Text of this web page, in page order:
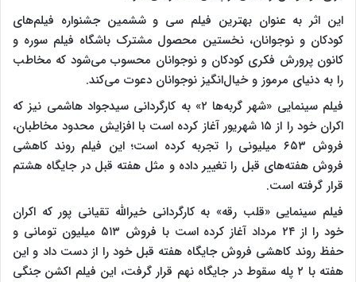
این اثر به عنوان بهترین فیلم سی و ششمین جشنواره فیلم‌های
کودکان و نوجوانان، نخستین محصول مشترک باشگاه فیلم سوره و
کانون پرورش فکری کودکان و نوجوانان محسوب می‌شود که مخاطب
را به دنیای مرموز و خیال‌انگیز نوجوانان دعوت می‌کند.
فیلم سینمایی «شهر گربه‌ها ۲» به کارگردانی سیدجواد هاشمی نیز که
اکران خود را از ۱۵ شهریور آغاز کرده است با افزایش محدود مخاطبان،
فروش ۶۵۳ میلیونی را تجربه کرده است؛ این فیلم روند کاهشی
فروش هفته‌های قبل را تغییر داده و مثل هفته قبل در جایگاه هشتم
قرار گرفته است.
فیلم سینمایی «قلب رقه» به کارگردانی خیرالله تقیانی پور که اکران
خود را از ۲۴ مرداد آغاز کرده است با فروش ۵۱۳ میلیون تومانی و
حفظ روند کاهشی فروش جایگاه هفته قبل خود را از دست داد و این
هفته با ۲ پله سقوط در جایگاه نهم قرار گرفت، این فیلم اکشن جنگی